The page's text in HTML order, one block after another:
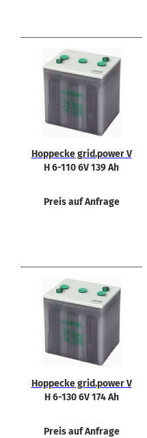
Hop­pe­cke grid.power V
H 6-110 6V 139 Ah
Preis auf Anfrage
Hop­pe­cke grid.power V
H 6-130 6V 174 Ah
Preis auf Anfrage